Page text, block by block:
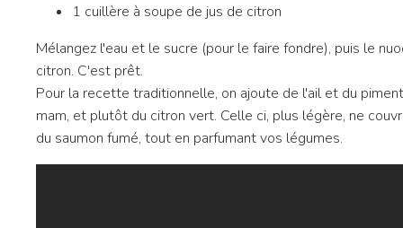
1 cuillère à soupe de jus de citron
Mélangez l'eau et le sucre (pour le faire fondre), puis le
citron. C'est prêt.
Pour la recette traditionnelle, on ajoute de l'ail et du
mam, et plutôt du citron vert. Celle ci, plus légère, ne
du saumon fumé, tout en parfumant vos légumes.